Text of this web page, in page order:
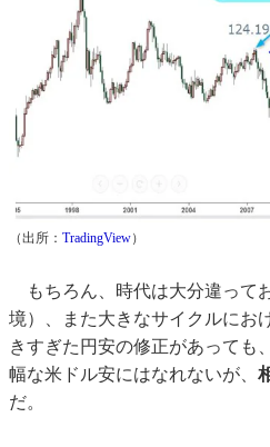
（出所： TradingView）
もちろん、時代は大分違って
境）、また大きなサイクルにお
きすぎた円安の修正があっても
幅な米ドル安にはなれないが、
だ。